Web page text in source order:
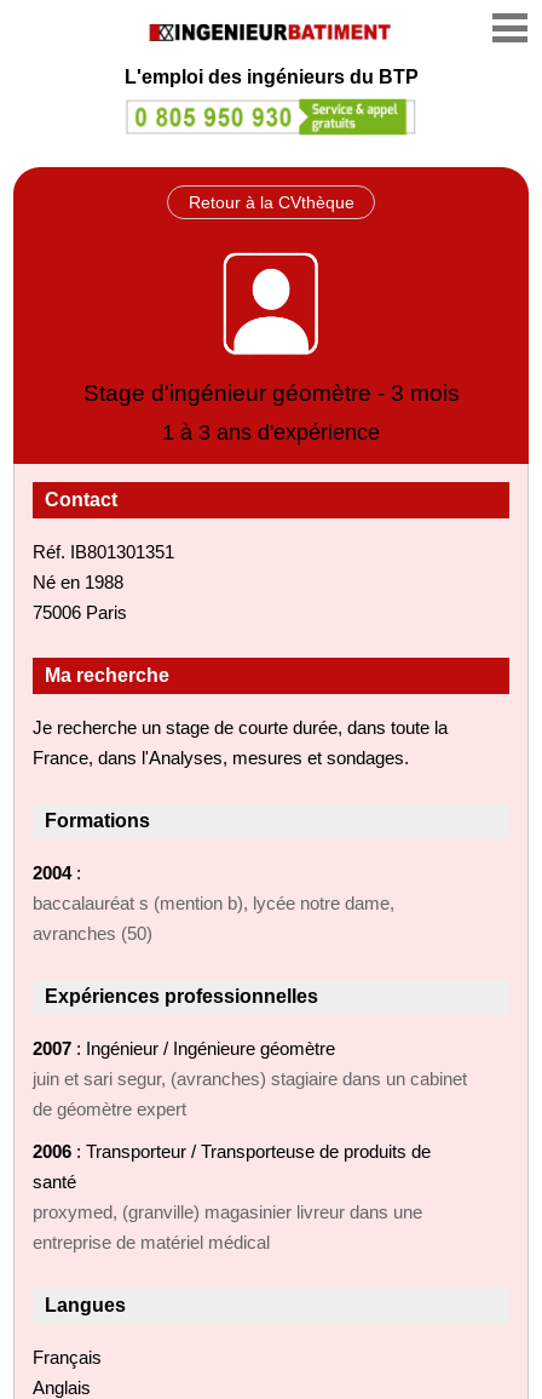
L'emploi des ingénieurs du BTP
Retour à la CVthèque
Stage d'ingénieur géomètre - 3 mois
1 à 3 ans d'expérience
Contact
Réf. IB801301351
Né en 1988
75006 Paris
Ma recherche
Je recherche un stage de courte durée, dans toute la
France, dans l'Analyses, mesures et sondages.
Formations
2004:
baccalauréat s (mention b), lycée notre dame,
avranches (50)
Expériences professionnelles
2007 : Ingénieur / Ingénieure géomètre
juin et sari segur, (avranches) stagiaire dans un cabinet
de géomètre expert
2006 : Transporteur / Transporteuse de produits de
santé
proxymed, (granville) magasinier livreur dans une
entreprise de matériel médical
Langues
Français
Anglais